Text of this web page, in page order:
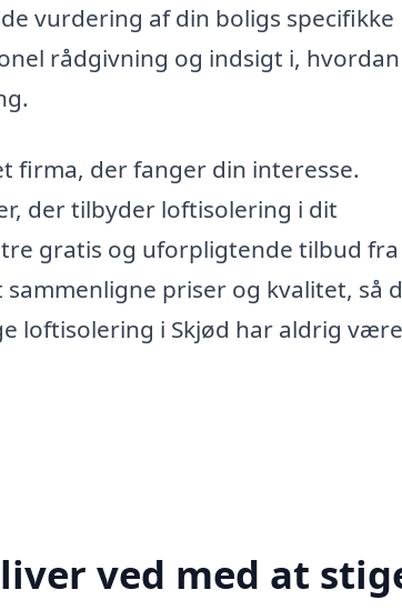
vurdering af din boligs specifikke
rådgivning og indsigt i,
firma, der fanger din interesse.
der tilbyder loftisolering i dit
gratis og uforpligtende tilbud fra
priser og kvalitet, så
loftisolering i Skjød har aldrig
ved med at